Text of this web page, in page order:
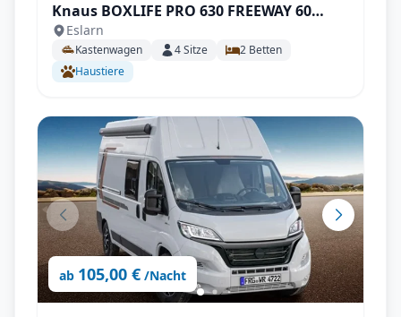
Knaus BOXLIFE PRO 630 FREEWAY 60
YEARS KNAUS mit AHK uvm.
Eslarn
Kastenwagen 4Sitze 2 Betten
Haustiere
ab 105,00 € /Nacht